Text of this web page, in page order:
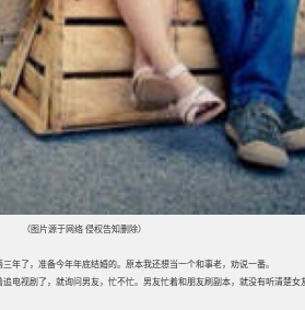
（图片源于网络 侵权告知删除）
年了，准备今年年底结婚的。原本我还想当一个和事老，劝说一番。
电视剧了，就询问男友，忙不忙。男友忙着和朋友刷副本，就没有听清楚